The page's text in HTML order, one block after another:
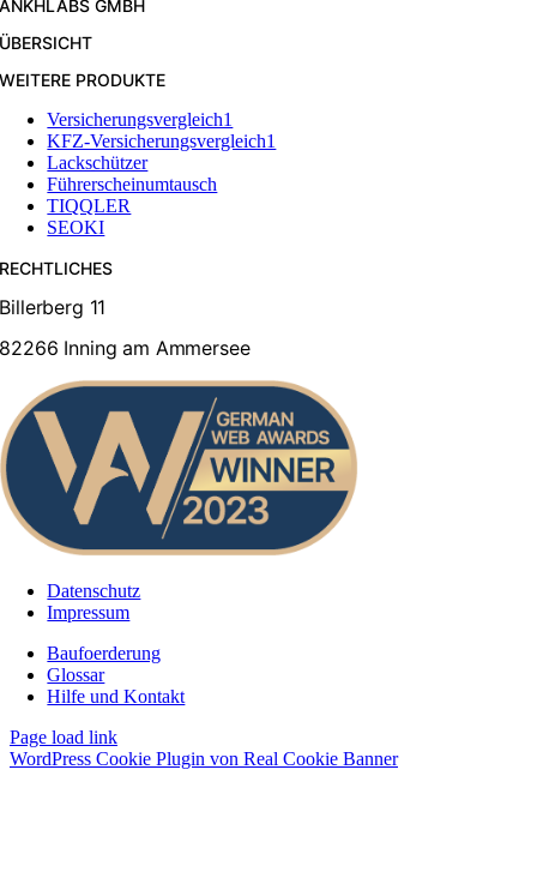
ANKHLABS GMBH
ÜBERSICHT
WEITERE PRODUKTE
Versicherungsvergleich1
KFZ-Versicherungsvergleich1
Lackschützer
Führerscheinumtausch
TIQQLER
SEOKI
RECHTLICHES
Billerberg 11
82266 Inning am Ammersee
Datenschutz
Impressum
Baufoerderung
Glossar
Hilfe und Kontakt
Page load link
WordPress Cookie Plugin von Real Cookie Banner